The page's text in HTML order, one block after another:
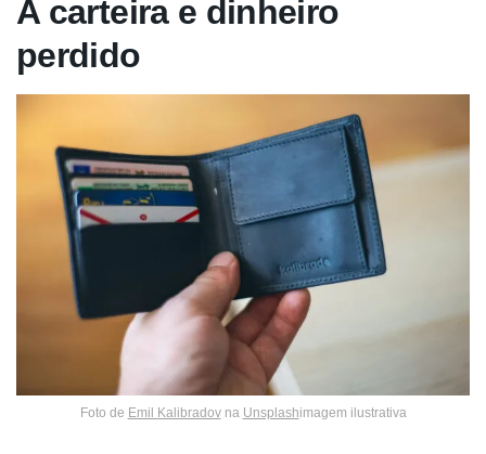
A carteira e dinheiro
perdido
Foto de Emil Kalibradovna Unsplashimagem ilustrativa